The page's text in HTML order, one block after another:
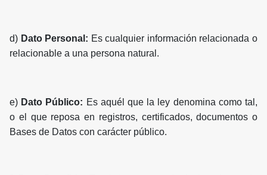
d) Dato Personal: Es cualquier información relacionada o
relacionable a una persona natural.
e) Dato Público: Es aquél que la ley denomina como tal,
o el que reposa en registros, certificados, documentos o
Bases de Datos con carácter público.